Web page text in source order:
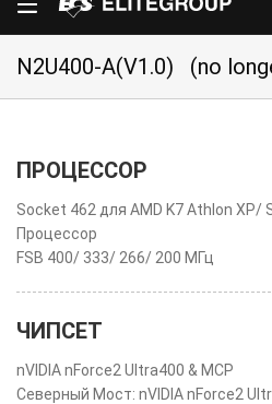
N2U400-A(V1.0) (no
ПРОЦЕССОР
Socket 462 для AMD K7 Athlon XP/
Процессор
FSB 400/ 333/ 266/ 200 МГц
ЧИПСЕТ
nVIDIA nForce2 Ultra400 & MCP
Северный Мост: nVIDIA nForce2